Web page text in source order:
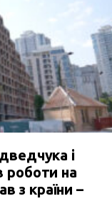
і
роботи на
з країни –